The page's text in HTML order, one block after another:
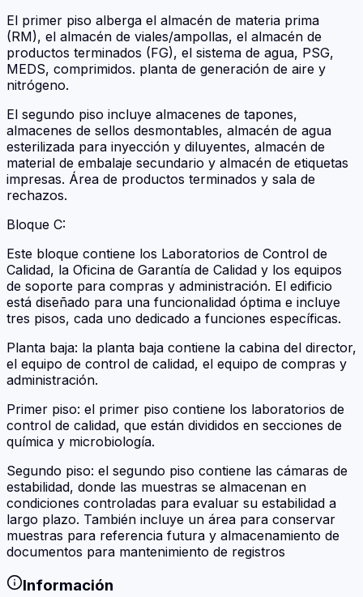
El primer piso alberga el almacén de materia prima
(RM), el almacén de viales/ampollas, el almacén de
productos terminados (FG), el sistema de agua, PSG,
MEDS, comprimidos. planta de generación de aire y
nitrógeno.
El segundo piso incluye almacenes de tapones,
almacenes de sellos desmontables, almacén de agua
esterilizada para inyección y diluyentes, almacén de
material de embalaje secundario y almacén de etiquetas
impresas. Área de productos terminados y sala de
rechazos.
Bloque C:
Este bloque contiene los Laboratorios de Control de
Calidad, la Oficina de Garantía de Calidad y los equipos
de soporte para compras y administración. El edificio
está diseñado para una funcionalidad óptima e incluye
tres pisos, cada uno dedicado a funciones específicas.
Planta baja: la planta baja contiene la cabina del director,
el equipo de control de calidad, el equipo de compras y
administración.
Primer piso: el primer piso contiene los laboratorios de
control de calidad, que están divididos en secciones de
química y microbiología.
Segundo piso: el segundo piso contiene las cámaras de
estabilidad, donde las muestras se almacenan en
condiciones controladas para evaluar su estabilidad a
largo plazo. También incluye un área para conservar
muestras para referencia futura y almacenamiento de
documentos para mantenimiento de registros
Información